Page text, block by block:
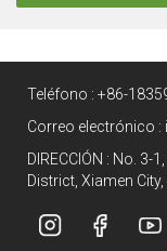
Teléfono : +86-
Correo electrónico :
DIRECCIÓN : No.
District, Xiamen